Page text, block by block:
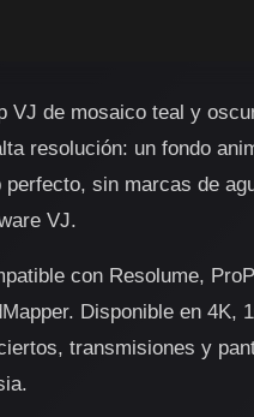
VJ de mosaico teal y
resolución: un fondo
perfecto, sin marcas de
VJ.
con Resolume,
Disponible en 4K,
transmisiones y